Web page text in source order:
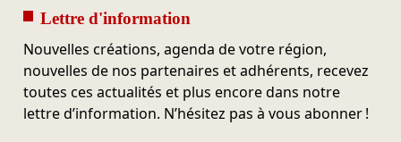
Lettre d'information
Nouvelles créations, agenda de votre région,
nouvelles de nos partenaires et adhérents, recevez
toutes ces actualités et plus encore dans notre
lettre d’information. N’hésitez pas à vous abonner !